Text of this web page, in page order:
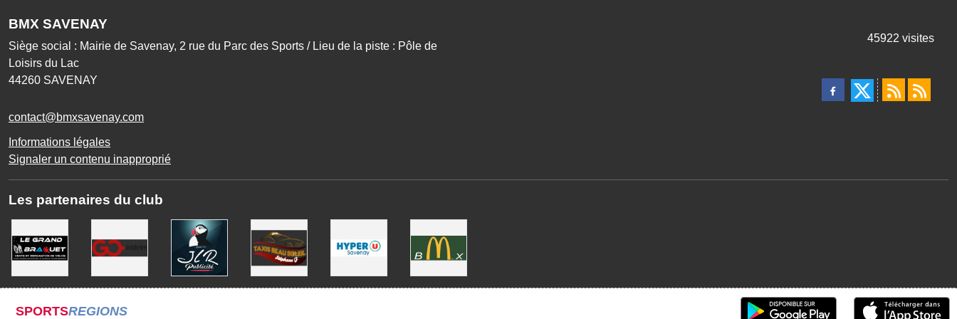
BMX SAVENAY
Siège social : Mairie de Savenay, 2 rue du Parc des Sports / Lieu de la piste : Pôle de
Loisirs du Lac
44260 SAVENAY
contact@bmxsavenay.com
Informations légales
Signaler un contenu inapproprié
45922 visites
Les partenaires du club
SPORTSREGIONS